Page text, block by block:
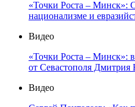
«Точки Роста – Минск»:
национализме и
Видео
«Точки Роста – Минск»:
от Севастополя Дмитрия
Видео